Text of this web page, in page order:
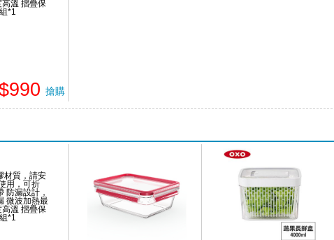
溫 摺疊保
*1
搶購
材質，請安
用，可折
防漏設計，
微波加熱最
溫 摺疊保
*1